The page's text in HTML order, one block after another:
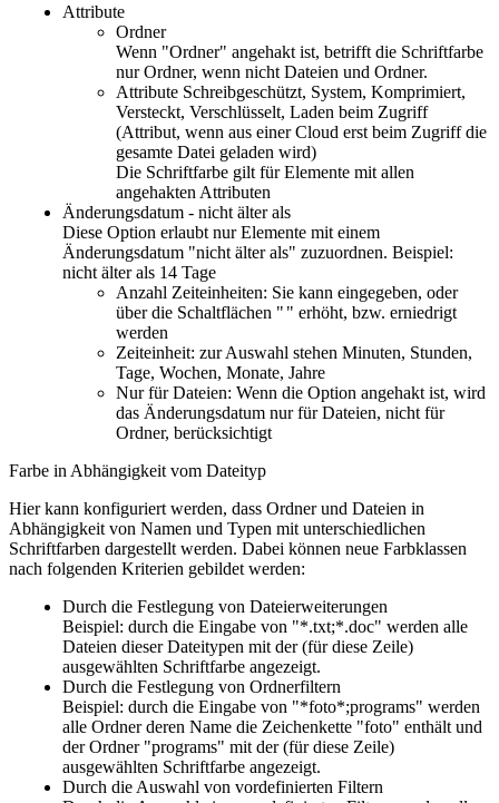
Attribute
Ordner
Wenn "Ordner" angehakt ist, betrifft die Schriftfarbe
nur Ordner, wenn nicht Dateien und Ordner.
Attribute Schreibgeschützt, System, Komprimiert,
Versteckt, Verschlüsselt, Laden beim Zugriff
(Attribut, wenn aus einer Cloud erst beim Zugriff die
gesamte Datei geladen wird)
Die Schriftfarbe gilt für Elemente mit allen
angehakten Attributen
Änderungsdatum - nicht älter als
Diese Option erlaubt nur Elemente mit einem
Änderungsdatum "nicht älter als" zuzuordnen. Beispiel:
nicht älter als 14 Tage
Anzahl Zeiteinheiten: Sie kann eingegeben, oder
über die Schaltflächen " " erhöht, bzw. erniedrigt
werden
Zeiteinheit: zur Auswahl stehen Minuten, Stunden,
Tage, Wochen, Monate, Jahre
Nur für Dateien: Wenn die Option angehakt ist, wird
das Änderungsdatum nur für Dateien, nicht für
Ordner, berücksichtigt
Farbe in Abhängigkeit vom Dateityp
Hier kann konfiguriert werden, dass Ordner und Dateien in
Abhängigkeit von Namen und Typen mit unterschiedlichen
Schriftfarben dargestellt werden. Dabei können neue Farbklassen
nach folgenden Kriterien gebildet werden:
Durch die Festlegung von Dateierweiterungen
Beispiel: durch die Eingabe von "*.txt;*.doc" werden alle
Dateien dieser Dateitypen mit der (für diese Zeile)
ausgewählten Schriftfarbe angezeigt.
Durch die Festlegung von Ordnerfiltern
Beispiel: durch die Eingabe von "*foto*;programs" werden
alle Ordner deren Name die Zeichenkette "foto" enthält und
der Ordner "programs" mit der (für diese Zeile)
ausgewählten Schriftfarbe angezeigt.
Durch die Auswahl von vordefinierten Filtern